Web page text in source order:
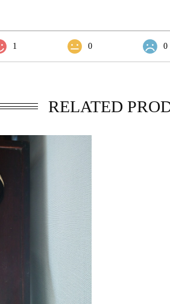
1 0 0
RELATED